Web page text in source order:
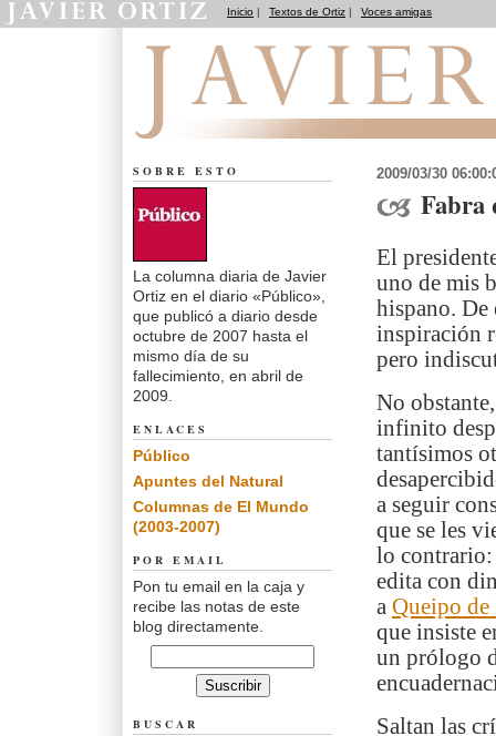
Inicio | Textos de Ortiz | Voces amigas
2009/03/30
Fabra
El
uno de mis
hispano. De
inspiración
pero
No
infinito
tantísimos
a seguir
que se les
lo contrario:
edita con
a Queipo
que insiste
un prólogo
Saltan las
SOBRE ESTO
La columna diaria de Javier
Ortiz en el diario «Público»,
que publicó a diario desde
octubre de 2007 hasta el
mismo día de su
fallecimiento, en abril de
2009.
ENLACES
Público
Apuntes del Natural
Columnas de El Mundo
(2003-2007)
POR EMAIL
Pon tu email en la caja y
recibe las notas de este
blog directamente.
BUSCAR